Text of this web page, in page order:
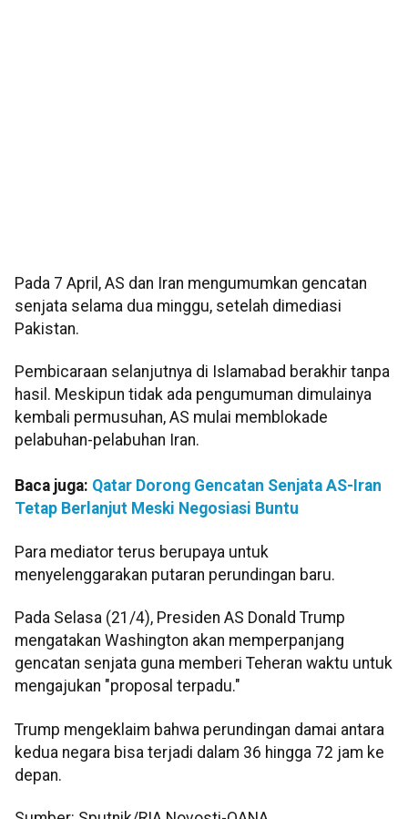
Pada 7 April, AS dan Iran mengumumkan gencatan
senjata selama dua minggu, setelah dimediasi
Pakistan.
Pembicaraan selanjutnya di Islamabad berakhir tanpa
hasil. Meskipun tidak ada pengumuman dimulainya
kembali permusuhan, AS mulai memblokade
pelabuhan-pelabuhan Iran.
Baca juga: Qatar Dorong Gencatan Senjata AS-Iran
Tetap Berlanjut Meski Negosiasi Buntu
Para mediator terus berupaya untuk
menyelenggarakan putaran perundingan baru.
Pada Selasa (21/4), Presiden AS Donald Trump
mengatakan Washington akan memperpanjang
gencatan senjata guna memberi Teheran waktu untuk
mengajukan "proposal terpadu."
Trump mengeklaim bahwa perundingan damai antara
kedua negara bisa terjadi dalam 36 hingga 72 jam ke
depan.